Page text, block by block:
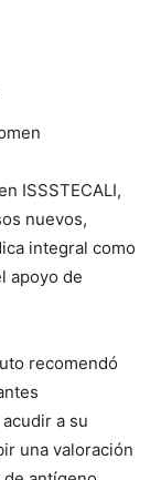
ISSSTECALI,
nuevos,
integral como
apoyo de
recomendó
a su
una valoración